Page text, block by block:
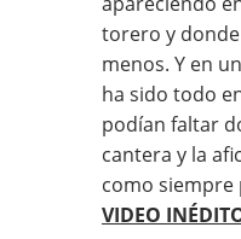
torero y
menos. Y en
ha sido todo
podían faltar
cantera y la
como siempre
VIDEO